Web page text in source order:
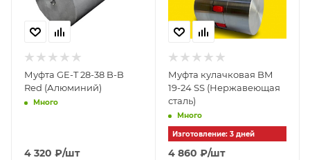
Муфта GE-T 28-38 B-B
Red (Алюминий)
Много
4 320 ₽/шт
Муфта кулачковая BM
19-24 SS (Нержавеющая
сталь)
Много
Изготовление: 3 дней
4 860 ₽/шт